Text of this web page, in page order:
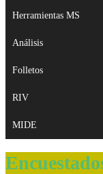
Herramientas MS
Análisis
Folletos
RIV
MIDE